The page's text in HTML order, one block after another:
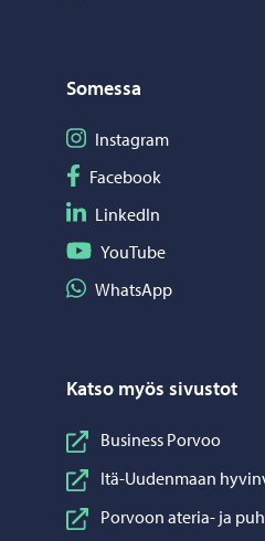
Somessa
Seuraa Instagram
Instagram
Seuraa Facebook
Facebook
Seuraa LinkedIn
LinkedIn
Seuraa YouTube
YouTube
Jaa WhatsApp
WhatsApp
Katso myös sivustot
Business Porvoo
Itä-Uudenmaan
Porvoon ateria- ja